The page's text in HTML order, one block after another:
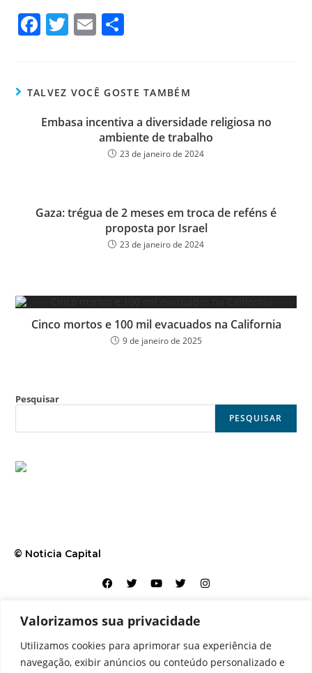
Valorizamos sua privacidade
Utilizamos cookies para aprimorar sua experiência de
navegação, exibir anúncios ou conteúdo personalizado e
Fa
ok
T
er
E
TALVEZ VOCÊ GOSTE TAMBÉM
Embasa incentiva a diversidade religiosa no
ambiente de trabalho
23 de janeiro de 2024
Gaza: trégua de 2 meses em troca de reféns é
proposta por Israel
23 de janeiro de 2024
Cinco mortos e 100 mil evacuados na California
9 de janeiro de 2025
Pesquisar
PESQUISAR
© Noticia Capital
Contato Home Aviso legal Configurações de cookies
Equipe Perfil Política de cookies Serviços